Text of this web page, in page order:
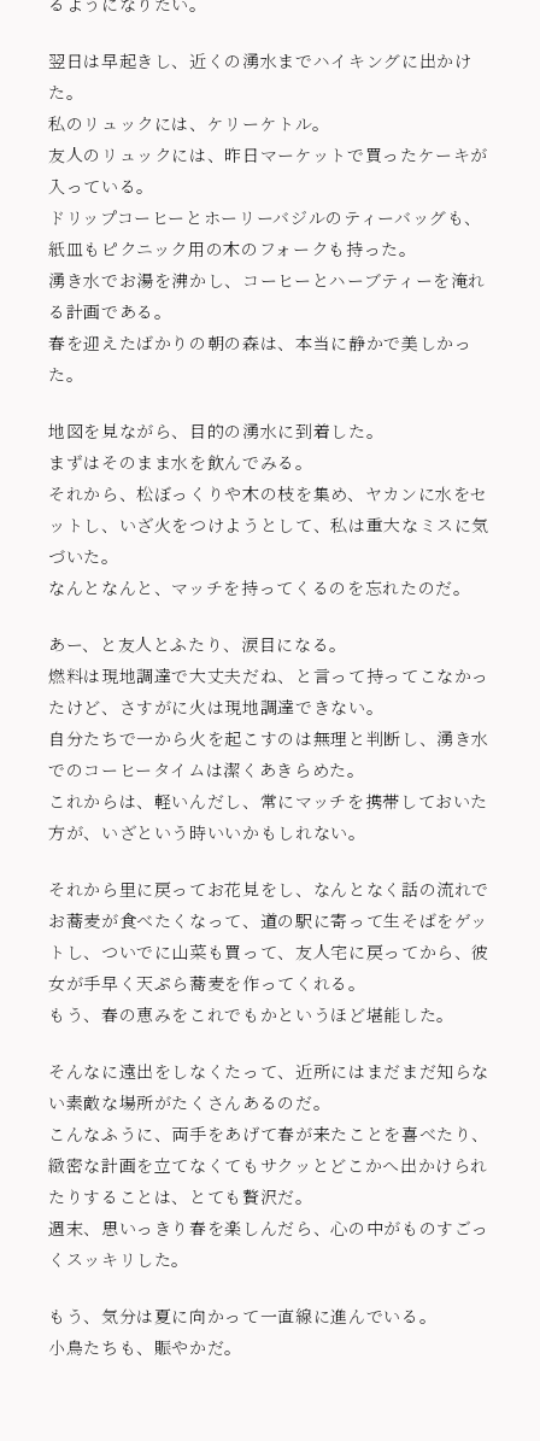
翌日は早起きし、近くの湧水までハイキングに出かけ
た。
私のリュックには、ケリーケトル。
友人のリュックには、昨日マーケットで買ったケーキが
入っている。
ドリップコーヒーとホーリーバジルのティーバッグも、
紙皿もピクニック用の木のフォークも持った。
湧き水でお湯を沸かし、コーヒーとハーブティーを淹れ
る計画である。
春を迎えたばかりの朝の森は、本当に静かで美しかっ
た。
地図を見ながら、目的の湧水に到着した。
まずはそのまま水を飲んでみる。
それから、松ぼっくりや木の枝を集め、ヤカンに水をセ
ットし、いざ火をつけようとして、私は重大なミスに気
づいた。
なんとなんと、マッチを持ってくるのを忘れたのだ。
あー、と友人とふたり、涙目になる。
燃料は現地調達で大丈夫だね、と言って持ってこなかっ
たけど、さすがに火は現地調達できない。
自分たちで一から火を起こすのは無理と判断し、湧き水
でのコーヒータイムは潔くあきらめた。
これからは、軽いんだし、常にマッチを携帯しておいた
方が、いざという時いいかもしれない。
それから里に戻ってお花見をし、なんとなく話の流れで
お蕎麦が食べたくなって、道の駅に寄って生そばをゲッ
トし、ついでに山菜も買って、友人宅に戻ってから、彼
女が手早く天ぷら蕎麦を作ってくれる。
もう、春の恵みをこれでもかというほど堪能した。
そんなに遠出をしなくたって、近所にはまだまだ知らな
い素敵な場所がたくさんあるのだ。
こんなふうに、両手をあげて春が来たことを喜べたり、
緻密な計画を立てなくてもサクッとどこかへ出かけられ
たりすることは、とても贅沢だ。
週末、思いっきり春を楽しんだら、心の中がものすごっ
くスッキリした。
もう、気分は夏に向かって一直線に進んでいる。
小鳥たちも、賑やかだ。